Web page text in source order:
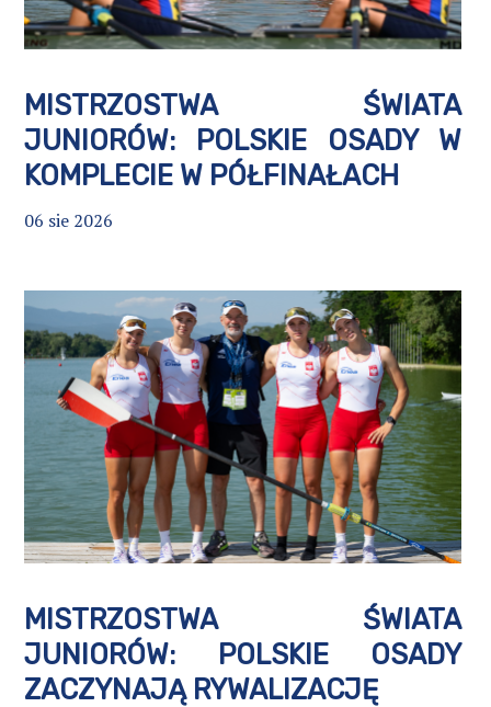
MISTRZOSTWA ŚWIATA
JUNIORÓW: POLSKIE OSADY W
KOMPLECIE W PÓŁFINAŁACH
06 sie 2026
MISTRZOSTWA ŚWIATA
JUNIORÓW: POLSKIE OSADY
ZACZYNAJĄ RYWALIZACJĘ